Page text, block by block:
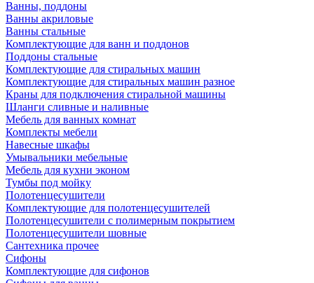
Ванны, поддоны
Ванны акриловые
Ванны стальные
Комплектующие для ванн и поддонов
Поддоны стальные
Комплектующие для стиральных машин
Комплектующие для стиральных машин разное
Краны для подключения стиральной машины
Шланги сливные и наливные
Мебель для ванных комнат
Комплекты мебели
Навесные шкафы
Умывальники мебельные
Мебель для кухни эконом
Тумбы под мойку
Полотенцесушители
Комплектующие для полотенцесушителей
Полотенцесушители с полимерным покрытием
Полотенцесушители шовные
Сантехника прочее
Сифоны
Комплектующие для сифонов